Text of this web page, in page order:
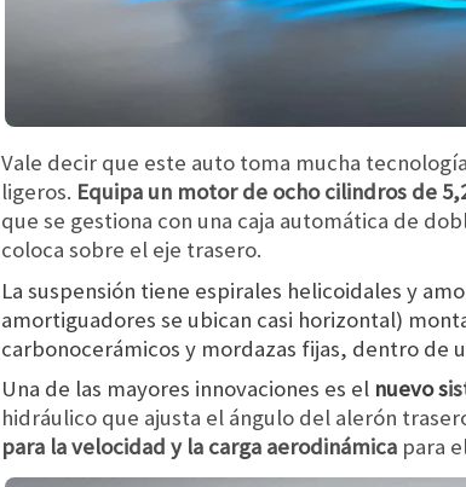
Vale decir que este auto toma mucha
ligeros. Equipa un motor de ocho cilindros de
que se gestiona con una caja automática de
coloca sobre el eje trasero.
La suspensión tiene espirales helicoidales y
amortiguadores se ubican casi horizontal)
carbonocerámicos y mordazas fijas, dentro de
Una de las mayores innovaciones es el nuevo s
hidráulico que ajusta el ángulo del alerón
para la velocidad y la carga aerodinámica para